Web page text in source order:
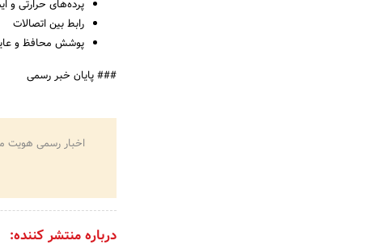
پرده‌های حرارتی و
رابط بین اتصالات
پوشش محافظ و
### پایان خبر رسمی
اخبار رسمی هویت
درباره منتشر کننده: